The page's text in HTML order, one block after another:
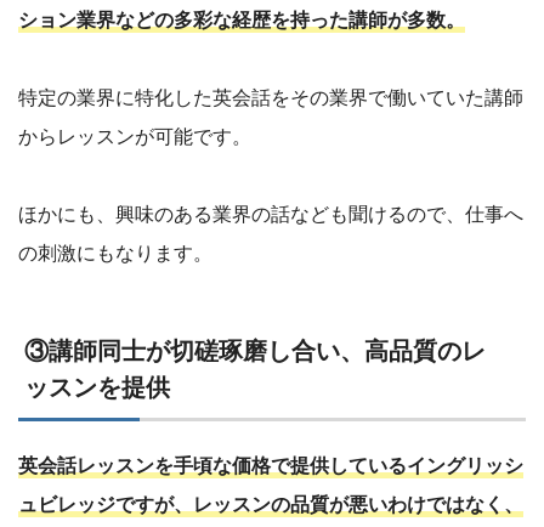
ション業界などの多彩な経歴を持った講師が多数。
特定の業界に特化した英会話をその業界で働いていた講師
からレッスンが可能です。
ほかにも、興味のある業界の話なども聞けるので、仕事へ
の刺激にもなります。
③講師同士が切磋琢磨し合い、高品質のレ
ッスンを提供
英会話レッスンを手頃な価格で提供しているイングリッシ
ュビレッジですが、レッスンの品質が悪いわけではなく、